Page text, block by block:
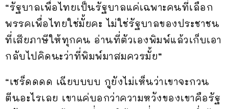
“รัฐบาลเพื่อไทยเป็นรัฐบาลแค่เฉพาะคนที่เลือก
พรรคเพื่อไทยใช่มั้ยคะ ไม่ใช่รัฐบาลของประชาชน
ที่เสียภาษีให้ทุกคน อ่านที่ตัวเองพิมพ์แล้วเก็บเอา
กลับไปคิดนะว่าที่พิมพ์มาสมควรมั้ย”
“เชร็ดดดด เฉียบบบบ กูยังไม่เห็นว่าเขาจะกวน
ตีนอะไรเลย เขาแค่บอกว่าความหวังของเขาคือรัฐ